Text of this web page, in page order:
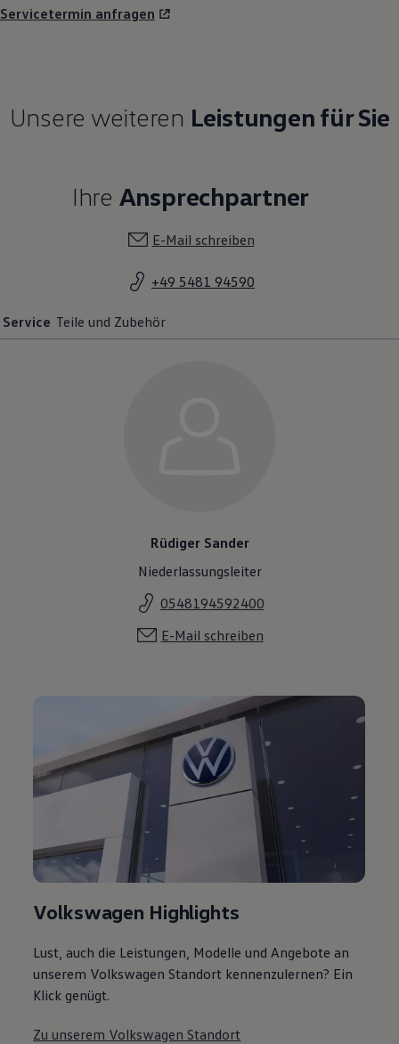
Servicetermin anfragen
Unsere weiteren Leistungen für Sie
Ihre Ansprechpartner
E-Mail schreiben
+49 5481 94590
Service Teile und Zubehör
Rüdiger Sander
Niederlassungsleiter
0548194592400
E-Mail schreiben
Volkswagen Highlights
Lust, auch die Leistungen, Modelle und Angebote an
unserem Volkswagen Standort kennenzulernen? Ein
Klick genügt.
Zu unserem Volkswagen Standort